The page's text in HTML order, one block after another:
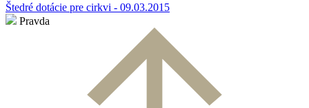
Štedré dotácie pre cirkvi - 09.03.2015
Pravda